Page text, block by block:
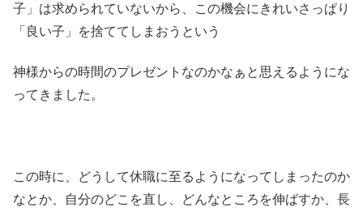
子」は求められていないから、この機会にきれいさっぱり
「良い子」を捨ててしまおうという
神様からの時間のプレゼントなのかなぁと思えるようにな
ってきました。
この時に、どうして休職に至るようになってしまったのか
なとか、自分のどこを直し、どんなところを伸ばすか、長